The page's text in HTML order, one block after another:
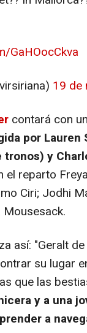
GaHOocCkva
19 de
contará con
por
tronos) y
el reparto
Ciri; Jodhi
así: "Geralt
su lugar
que las
y a una
a